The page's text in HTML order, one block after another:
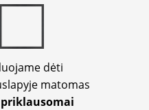
dėti
matomas